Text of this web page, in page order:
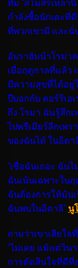
ทีม “สโมสรเหล่า
กำลังซื้อนักเตะที่
ที่พวกเขามี และนั่
อับราฮัมนำโรม่า
เมื่อฤดูกาลที่แล้ว
มีความสุขที่ได้อยู่
ปีบอกกับ คอร์ริเอ
ถึง โรมา ฉันรู้สึก
ไปพรีเมียร์ลีกเพ
ของฉันได้ ในอิต
“เชื่อฉันเถอะ ฉัน
ฉันเน้นเฉพาะใน
ฉันต้องการให้มัน
ฉันพบในอิตาลี” นู
ถามว่าเขาเสียใจ
“ไม่เคย แม้แต่วิน
การตัดสินใจที่ดีที่